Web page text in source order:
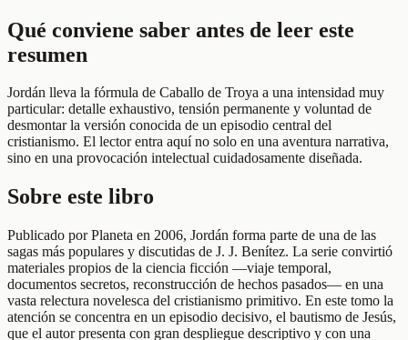
Qué conviene saber antes de leer este
resumen
Jordán lleva la fórmula de Caballo de Troya a una intensidad muy
particular: detalle exhaustivo, tensión permanente y voluntad de
desmontar la versión conocida de un episodio central del
cristianismo. El lector entra aquí no solo en una aventura narrativa,
sino en una provocación intelectual cuidadosamente diseñada.
Sobre este libro
Publicado por Planeta en 2006, Jordán forma parte de una de las
sagas más populares y discutidas de J. J. Benítez. La serie convirtió
materiales propios de la ciencia ficción —viaje temporal,
documentos secretos, reconstrucción de hechos pasados— en una
vasta relectura novelesca del cristianismo primitivo. En este tomo la
atención se concentra en un episodio decisivo, el bautismo de Jesús,
que el autor presenta con gran despliegue descriptivo y con una